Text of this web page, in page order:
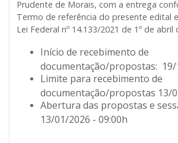
Prudente de Morais, com a entrega
Termo de referência do presente edital
Lei Federal nº 14.133/2021 de 1º de abril
Início de recebimento de
documentação/propostas: 19/
Limite para recebimento de
documentação/propostas 13/
Abertura das propostas e
13/01/2026 - 09:00h